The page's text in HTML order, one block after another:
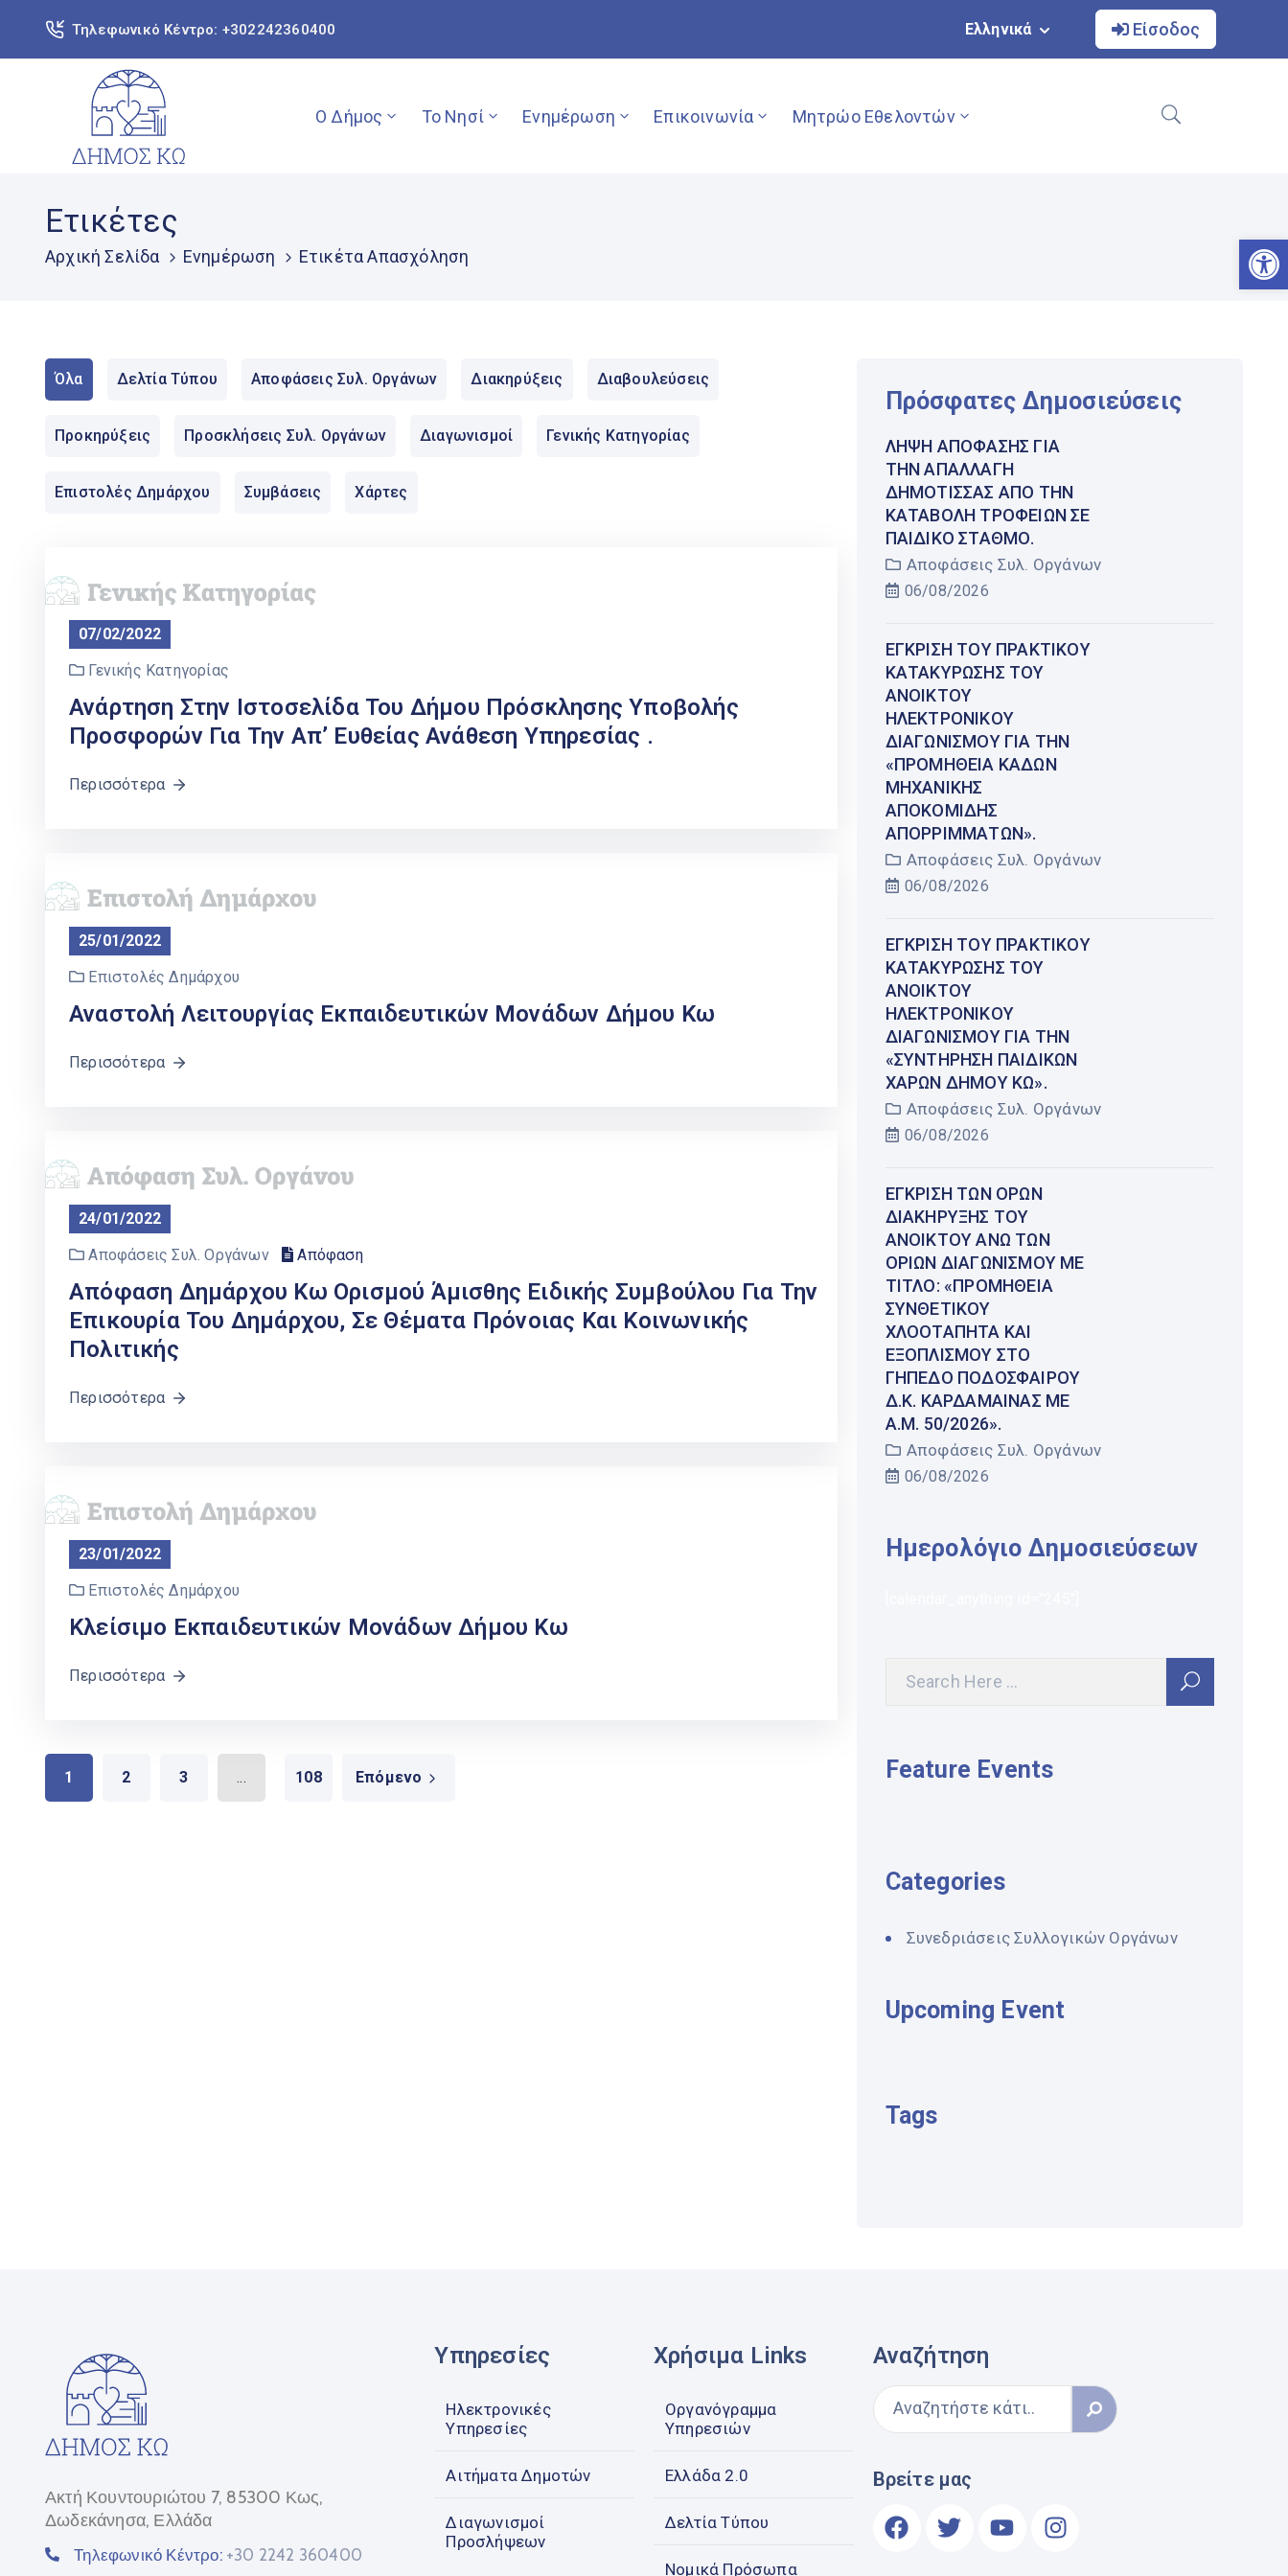
Τηλεφωνικό Κέντρο: +302242360400 Ελληνικά Είσοδος
Ο Δήμος Το Νησί Ενημέρωση Επικοινωνία Μητρώο Εθελοντών
Ετικέτες
Αρχική Σελίδα Ενημέρωση Ετικέτα Απασχόληση
Όλα Δελτία Τύπου Αποφάσεις Συλ. Οργάνων Διακηρύξεις Διαβουλεύσεις
Προκηρύξεις Προσκλήσεις Συλ. Οργάνων Διαγωνισμοί Γενικής Κατηγορίας
Επιστολές Δημάρχου Συμβάσεις Χάρτες
07/02/2022
Γενικής Κατηγορίας
Ανάρτηση Στην Ιστοσελίδα Του Δήμου Πρόσκλησης Υποβολής
Προσφορών Για Την Απ’ Ευθείας Ανάθεση Υπηρεσίας .
Περισσότερα
25/01/2022
Επιστολές Δημάρχου
Αναστολή Λειτουργίας Εκπαιδευτικών Μονάδων Δήμου Κω
Περισσότερα
24/01/2022
Αποφάσεις Συλ. Οργάνων
Απόφαση
Απόφαση Δημάρχου Κω Ορισμού Άμισθης Ειδικής Συμβούλου Για Την
Επικουρία Του Δημάρχου, Σε Θέματα Πρόνοιας Και Κοινωνικής
Πολιτικής
Περισσότερα
23/01/2022
Επιστολές Δημάρχου
Κλείσιμο Εκπαιδευτικών Μονάδων Δήμου Κω
Περισσότερα
1 2 3 ... 108 Επόμενο
Πρόσφατες Δημοσιεύσεις
ΛΉΨΗ ΑΠΌΦΑΣΗΣ ΓΙΑ
ΤΗΝ ΑΠΑΛΛΑΓΉ
ΔΗΜΌΤΙΣΣΑΣ ΑΠΌ ΤΗΝ
ΚΑΤΑΒΟΛΉ ΤΡΟΦΕΊΩΝ ΣΕ
ΠΑΙΔΙΚΌ ΣΤΑΘΜΌ.
Αποφάσεις Συλ. Οργάνων
06/08/2026
ΈΓΚΡΙΣΗ ΤΟΥ ΠΡΑΚΤΙΚΟΎ
ΚΑΤΑΚΎΡΩΣΗΣ ΤΟΥ
ΑΝΟΙΚΤΟΎ
ΗΛΕΚΤΡΟΝΙΚΟΎ
ΔΙΑΓΩΝΙΣΜΟΎ ΓΙΑ ΤΗΝ
«ΠΡΟΜΉΘΕΙΑ ΚΆΔΩΝ
ΜΗΧΑΝΙΚΉΣ
ΑΠΟΚΟΜΙΔΉΣ
ΑΠΟΡΡΙΜΜΆΤΩΝ».
Αποφάσεις Συλ. Οργάνων
06/08/2026
ΈΓΚΡΙΣΗ ΤΟΥ ΠΡΑΚΤΙΚΟΎ
ΚΑΤΑΚΎΡΩΣΗΣ ΤΟΥ
ΑΝΟΙΚΤΟΎ
ΗΛΕΚΤΡΟΝΙΚΟΎ
ΔΙΑΓΩΝΙΣΜΟΎ ΓΙΑ ΤΗΝ
«ΣΥΝΤΉΡΗΣΗ ΠΑΙΔΙΚΏΝ
ΧΑΡΏΝ ΔΉΜΟΥ ΚΩ».
Αποφάσεις Συλ. Οργάνων
06/08/2026
ΈΓΚΡΙΣΗ ΤΩΝ ΌΡΩΝ
ΔΙΑΚΉΡΥΞΗΣ ΤΟΥ
ΑΝΟΙΚΤΟΎ ΆΝΩ ΤΩΝ
ΟΡΊΩΝ ΔΙΑΓΩΝΙΣΜΟΎ ΜΕ
ΤΊΤΛΟ: «ΠΡΟΜΉΘΕΙΑ
ΣΥΝΘΕΤΙΚΟΎ
ΧΛΟΟΤΆΠΗΤΑ ΚΑΙ
ΕΞΟΠΛΙΣΜΟΎ ΣΤΟ
ΓΉΠΕΔΟ ΠΟΔΟΣΦΑΊΡΟΥ
Δ.Κ. ΚΑΡΔΆΜΑΙΝΑΣ ΜΕ
Α.Μ. 50/2026».
Αποφάσεις Συλ. Οργάνων
06/08/2026
Ημερολόγιο Δημοσιεύσεων
Feature Events
Categories
Συνεδριάσεις Συλλογικών Οργάνων
Upcoming Event
Tags
Ακτή Κουντουριώτου 7, 85300 Κως,
Δωδεκάνησα, Ελλάδα
Τηλεφωνικό Κέντρο: +30 2242 360400
Υπηρεσίες
Ηλεκτρονικές
Υπηρεσίες
Αιτήματα Δημοτών
Διαγωνισμοί
Προσλήψεων
Χρήσιμα Links
Οργανόγραμμα
Υπηρεσιών
Ελλάδα 2.0
Δελτία Τύπου
Νομικά Πρόσωπα
Αναζήτηση
Βρείτε μας